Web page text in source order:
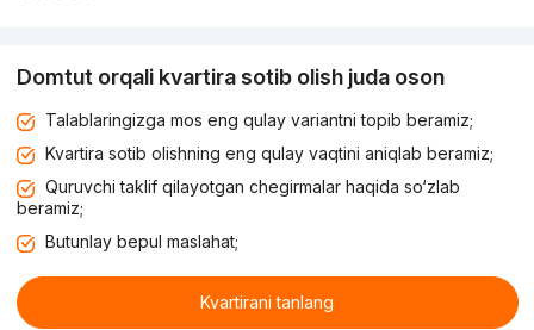
Domtut orqali kvartira sotib olish juda oson
Talablaringizga mos eng qulay variantni topib beramiz;
Kvartira sotib olishning eng qulay vaqtini aniqlab beramiz;
Quruvchi taklif qilayotgan chegirmalar haqida so‘zlab
beramiz;
Butunlay bepul maslahat;
Kvartirani tanlang